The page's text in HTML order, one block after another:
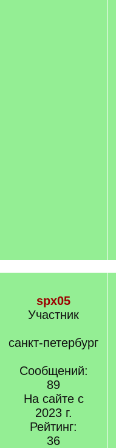
spx05
Участник
санкт-петербург
Сообщений:
89
На сайте с
2023 г.
Рейтинг:
36